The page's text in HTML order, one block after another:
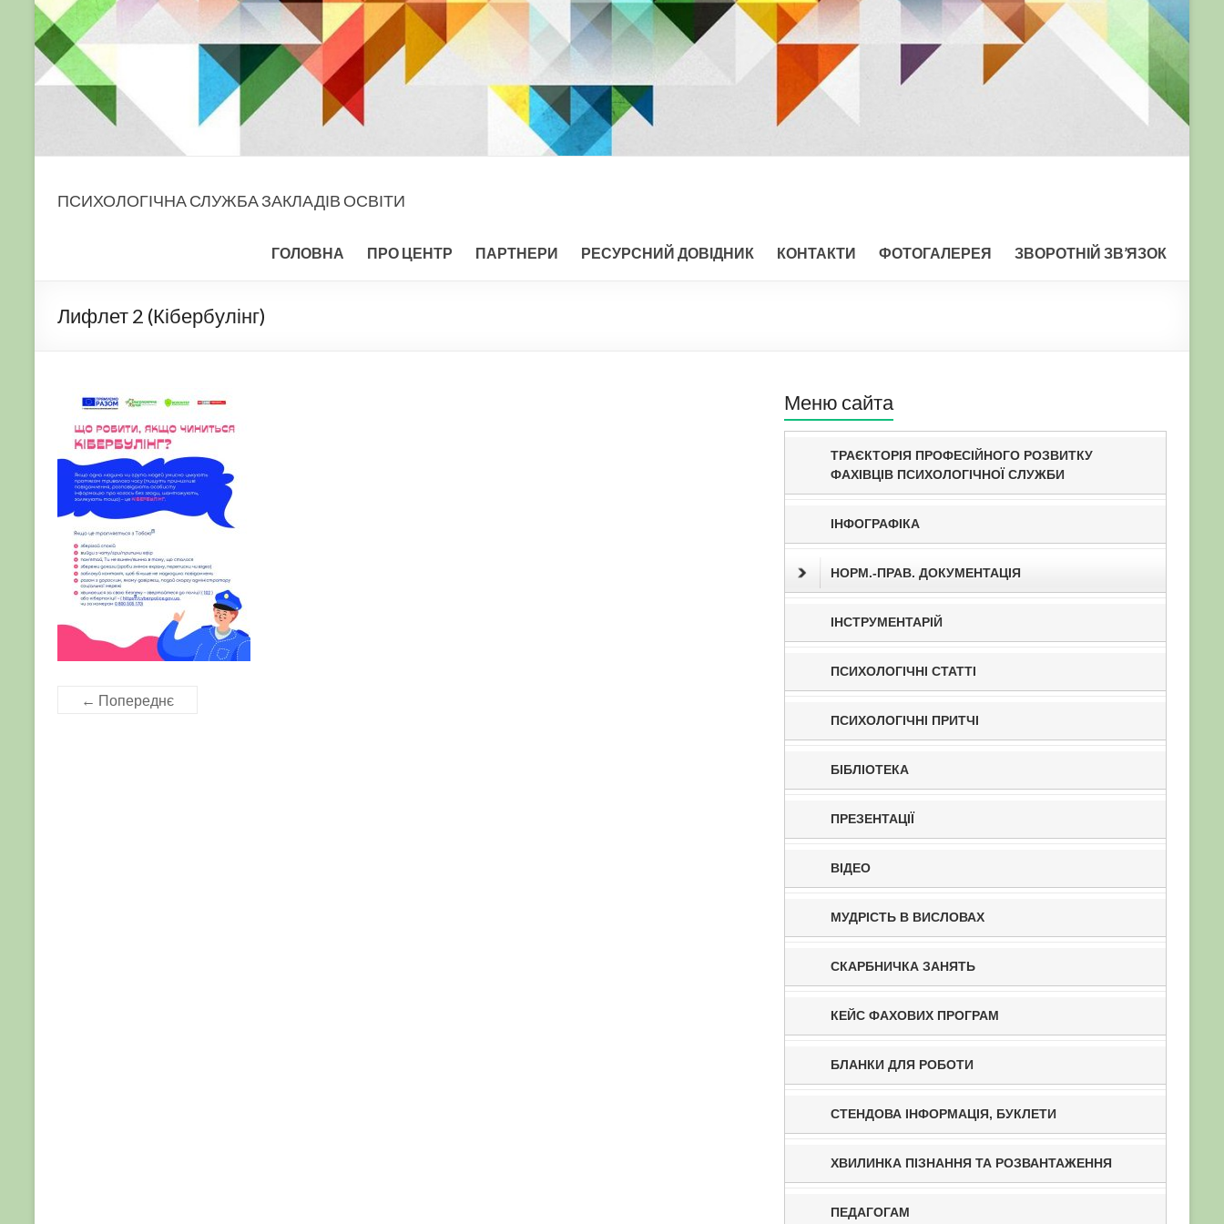
ПСИХОЛОГІЧНА СЛУЖБА ЗАКЛАДІВ ОСВІТИ
ГОЛОВНА ПРО ЦЕНТР ПАРТНЕРИ РЕСУРСНИЙ ДОВІДНИК КОНТАКТИ ФОТОГАЛЕРЕЯ ЗВОРОТНІЙ ЗВ’ЯЗОК
Лифлет 2 (Кібербулінг)
← Попереднє
Меню сайта
ТРАЄКТОРІЯ ПРОФЕСІЙНОГО РОЗВИТКУ
ФАХІВЦІВ ПСИХОЛОГІЧНОЇ СЛУЖБИ
ІНФОГРАФІКА
НОРМ.-ПРАВ. ДОКУМЕНТАЦІЯ
ІНСТРУМЕНТАРІЙ
ПСИХОЛОГІЧНІ СТАТТІ
ПСИХОЛОГІЧНІ ПРИТЧІ
БІБЛІОТЕКА
ПРЕЗЕНТАЦІЇ
ВІДЕО
МУДРІСТЬ В ВИСЛОВАХ
СКАРБНИЧКА ЗАНЯТЬ
КЕЙС ФАХОВИХ ПРОГРАМ
БЛАНКИ ДЛЯ РОБОТИ
СТЕНДОВА ІНФОРМАЦІЯ, БУКЛЕТИ
ХВИЛИНКА ПІЗНАННЯ ТА РОЗВАНТАЖЕННЯ
ПЕДАГОГАМ